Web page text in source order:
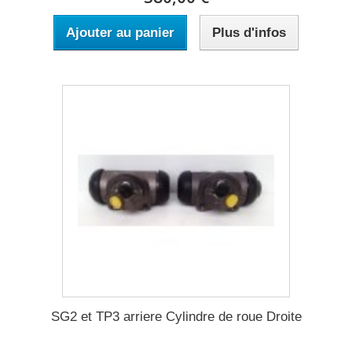
Ajouter au panier Plus d'infos
SG2 et TP3 arriere Cylindre de roue Droite